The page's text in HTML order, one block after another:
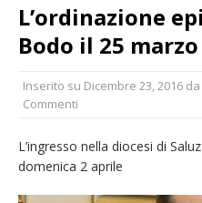
Incendio sul
fronte.
Vercelli: in
Nuovo fronte
alle pendici
Centinaia di
L’ordinazione
Bodo il 25
Inserito su Dicembre 23, 2016 da
Commenti
L’ingresso nella diocesi di
domenica 2 aprile